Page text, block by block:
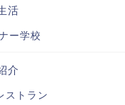
活
ー学校
介
ストラン